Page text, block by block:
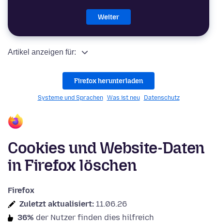
Weiter
Artikel anzeigen für:
Firefox herunterladen
Systeme und Sprachen Was ist neu Datenschutz
Cookies und Website-Daten
in Firefox löschen
Firefox
Zuletzt aktualisiert: 11.06.26
36% der Nutzer finden dies hilfreich